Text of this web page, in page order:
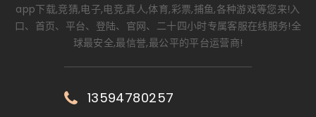
app下载,竞猜,电子,电竞,真人,体育,彩票,捕鱼,各种游戏等您来!入
口、首页、平台、登陆、官网、二十四小时专属客服在线服务!全
球最安全,最信誉,最公平的平台运营商!
13594780257